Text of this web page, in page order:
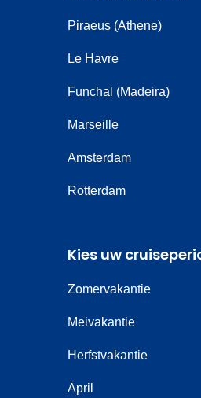
Piraeus (Athene)
Le Havre
Funchal (Madeira)
Marseille
Amsterdam
Rotterdam
Kies uw
Zomervakantie
Meivakantie
Herfstvakantie
April